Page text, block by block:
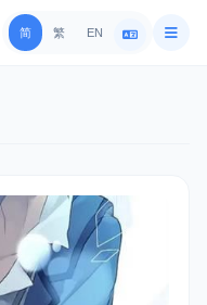
简 繁 EN